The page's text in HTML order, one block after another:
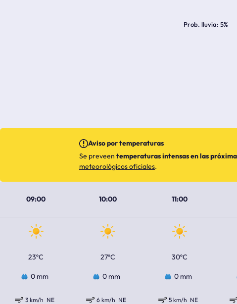
Prob. lluvia 5%
09:00 10:00 11:00
23ºC 27ºC 30ºC
0 mm 0 mm 0 mm
3 km/h NE 6 km/h NE 5 km/h NE
Aviso por temperaturas
Se preveen temperaturas intensas en las
meteorológicos oficiales.